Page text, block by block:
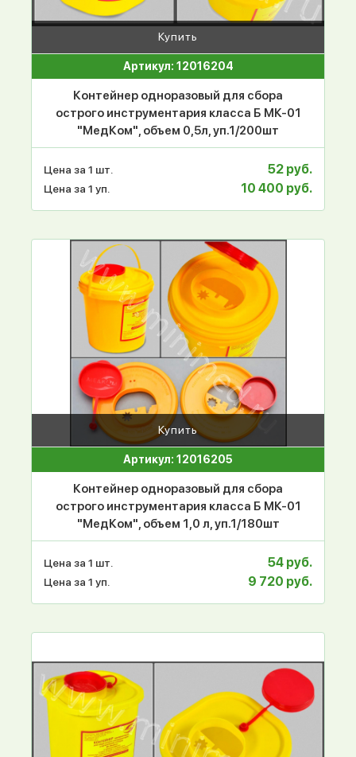
Купить
Артикул: 12016204
Контейнер одноразовый для сбора
острого инструментария класса Б МК-01
"МедКом", объем 0,5л, уп.1/200шт
Цена за 1 шт. 52 руб.
Цена за 1 уп. 10 400 руб.
Купить
Артикул: 12016205
Контейнер одноразовый для сбора
острого инструментария класса Б МК-01
"МедКом", объем 1,0 л, уп.1/180шт
Цена за 1 шт. 54 руб.
Цена за 1 уп. 9 720 руб.